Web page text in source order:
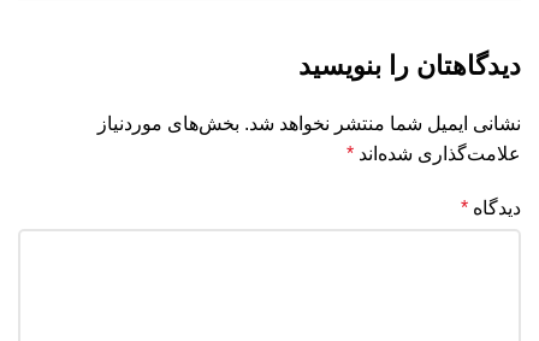
دیدگاهتان را بنویسید
نشانی ایمیل شما منتشر نخواهد شد. بخش‌های موردنیاز
علامت‌گذاری شده‌اند *
دیدگاه *